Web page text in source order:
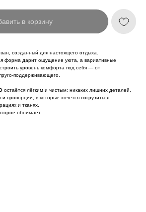
в корзину
созданный для настоящего отдыха.
форма дарит ощущение уюта, а вариативные
уровень комфорта под себя — от
поддерживающего.
остаётся лёгким и чистым: никаких лишних деталей,
пропорции, в которые хочется погрузиться.
и тканях.
обнимает.